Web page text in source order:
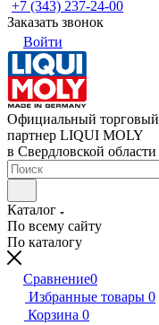
+7 (343) 237-24-00
Заказать звонок
Войти
Официальный торговый
партнер LIQUI MOLY
в Свердловской области
Каталог
По всему сайту
По каталогу
Сравнение0
Избранные товары 0
Корзина 0